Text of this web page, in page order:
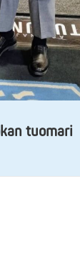
tuomari